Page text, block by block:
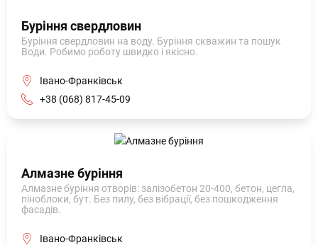
Буріння свердловин
Буріння свердловин на воду. Буріння скважин та пошук
Води. Робимо роботу швидко і якісно.
Івано-Франківськ
+38 (068) 817-45-09
Алмазне буріння
Алмазне буріння отворів: залізобетон 20-400, бетон, цегла,
піноблоки, бут. Без пилу, без вібрації, без пошкодження
фасадів.
Івано-Франківськ